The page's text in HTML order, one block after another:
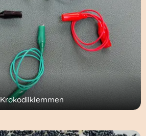
Krokodilklemmen